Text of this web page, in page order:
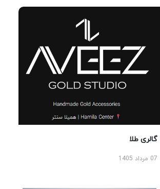
گالری طلا
07 مرداد 1405